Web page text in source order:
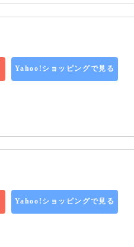
Yahoo!ショッピングで見る
Yahoo!ショッピングで見る